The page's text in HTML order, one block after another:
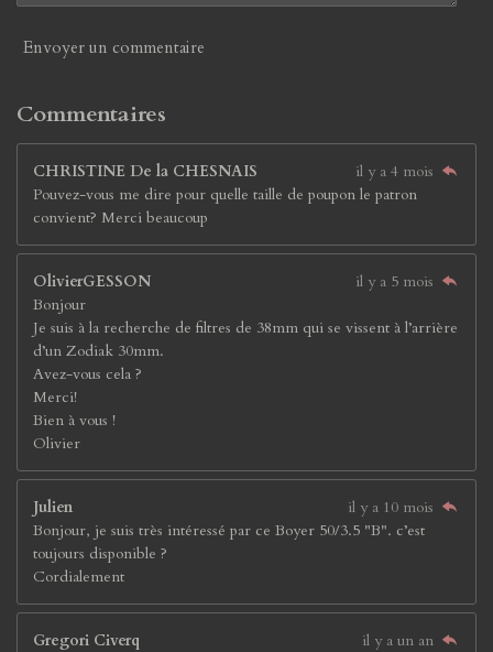
Envoyer un commentaire
Commentaires
CHRISTINE De la CHESNAIS
il y a 4 mois
Pouvez-vous me dire pour quelle taille de poupon le patron
convient? Merci beaucoup
OlivierGESSON
il y a 5 mois
Bonjour
Je suis à la recherche de filtres de 38mm qui se vissent à l’arrière
d’un Zodiak 30mm.
Avez-vous cela ?
Merci!
Bien à vous !
Olivier
Julien
il y a 10 mois
Bonjour, je suis très intéressé par ce Boyer 50/3.5 "B". c’est
toujours disponible ?
Cordialement
Gregori Civerq
il y a un an